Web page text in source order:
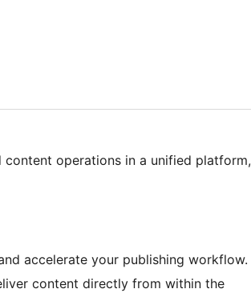
content operations in a unified platform,
accelerate your publishing workflow.
content directly from within the